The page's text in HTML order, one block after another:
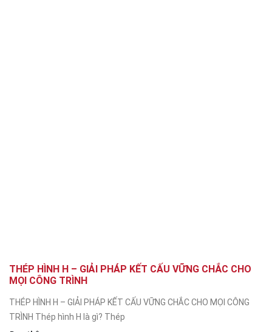
THÉP HÌNH H – GIẢI PHÁP KẾT CẤU VỮNG CHẮC CHO
MỌI CÔNG TRÌNH
THÉP HÌNH H – GIẢI PHÁP KẾT CẤU VỮNG CHẮC CHO MỌI CÔNG
TRÌNH Thép hình H là gì? Thép